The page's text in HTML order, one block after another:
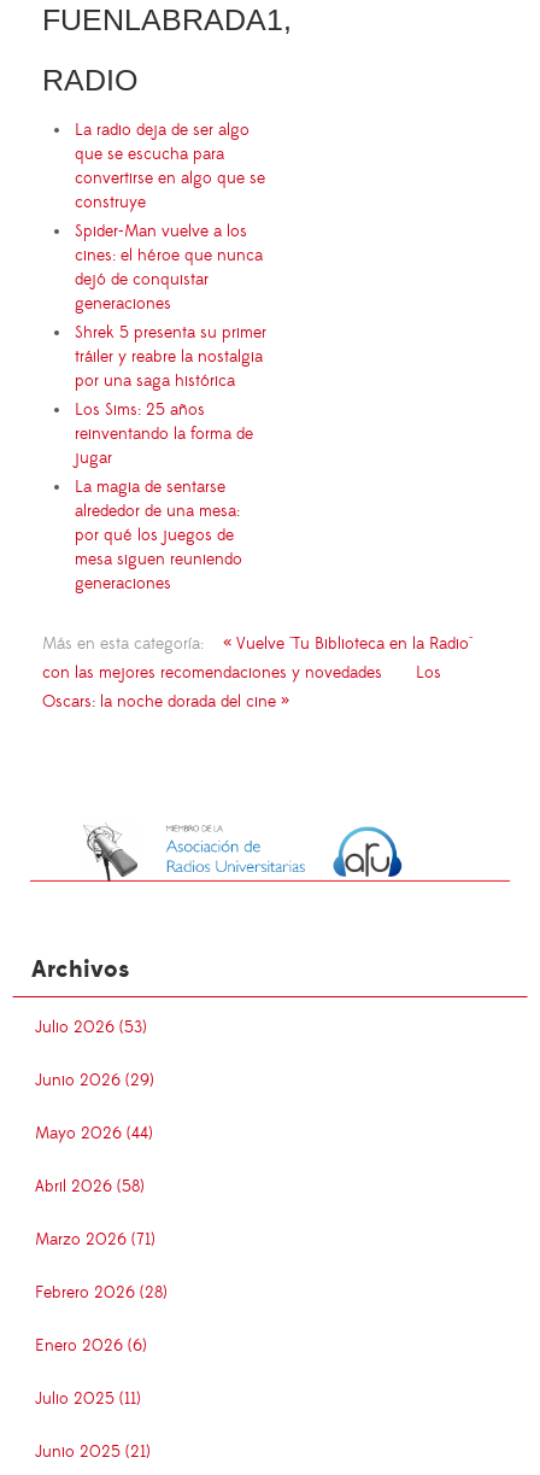
FUENLABRADA1,
RADIO
La radio deja de ser algo
que se escucha para
convertirse en algo que se
construye
Spider-Man vuelve a los
cines: el héroe que nunca
dejó de conquistar
generaciones
Shrek 5 presenta su primer
tráiler y reabre la nostalgia
por una saga histórica
Los Sims: 25 años
reinventando la forma de
jugar
La magia de sentarse
alrededor de una mesa:
por qué los juegos de
mesa siguen reuniendo
generaciones
Más en esta categoría:
« Vuelve "Tu Biblioteca en la Radio"
con las mejores recomendaciones y novedades
Los
Oscars: la noche dorada del cine »
Archivos
Julio 2026 (53)
Junio 2026 (29)
Mayo 2026 (44)
Abril 2026 (58)
Marzo 2026 (71)
Febrero 2026 (28)
Enero 2026 (6)
Julio 2025 (11)
Junio 2025 (21)